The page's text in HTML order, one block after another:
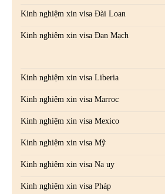
Kinh nghiệm xin visa Đài Loan
Kinh nghiệm xin visa Đan Mạch
Kinh nghiệm xin visa Liberia
Kinh nghiệm xin visa Marroc
Kinh nghiệm xin visa Mexico
Kinh nghiệm xin visa Mỹ
Kinh nghiệm xin visa Na uy
Kinh nghiệm xin visa Pháp